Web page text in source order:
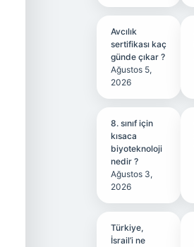
Avcılık
sertifikası kaç
günde çıkar ?
Ağustos 5,
2026
8. sınıf için
kısaca
biyoteknoloji
nedir ?
Ağustos 3,
2026
Türkiye,
İsrail’i ne